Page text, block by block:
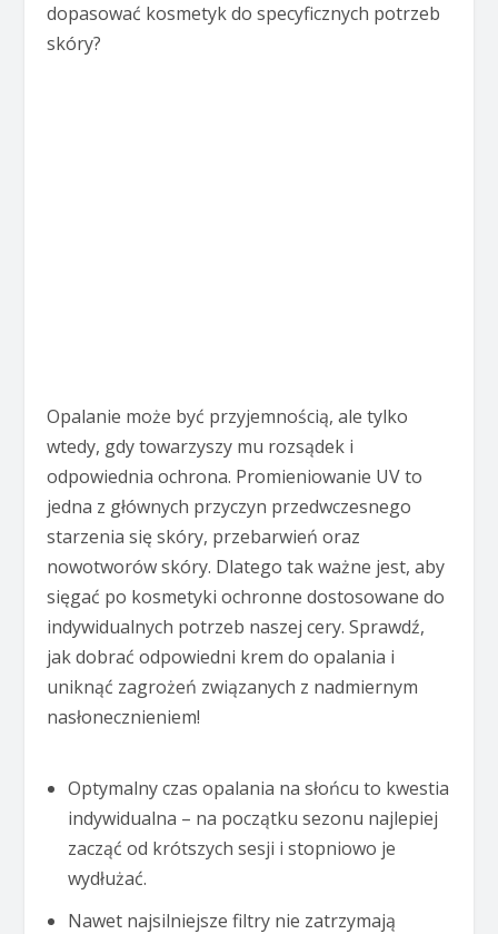
dopasować kosmetyk do specyficznych potrzeb
skóry?
Opalanie może być przyjemnością, ale tylko
wtedy, gdy towarzyszy mu rozsądek i
odpowiednia ochrona. Promieniowanie UV to
jedna z głównych przyczyn przedwczesnego
starzenia się skóry, przebarwień oraz
nowotworów skóry. Dlatego tak ważne jest, aby
sięgać po kosmetyki ochronne dostosowane do
indywidualnych potrzeb naszej cery. Sprawdź,
jak dobrać odpowiedni krem do opalania i
uniknąć zagrożeń związanych z nadmiernym
nasłonecznieniem!
Optymalny czas opalania na słońcu to kwestia
indywidualna – na początku sezonu najlepiej
zacząć od krótszych sesji i stopniowo je
wydłużać.
Nawet najsilniejsze filtry nie zatrzymają